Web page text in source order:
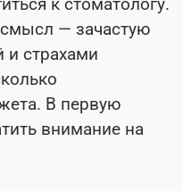
— зачастую
и страхами
В первую
внимание на